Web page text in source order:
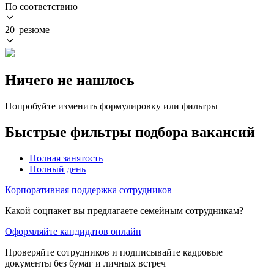
По соответствию
20 резюме
Ничего не нашлось
Попробуйте изменить формулировку или фильтры
Быстрые фильтры подбора вакансий
Полная занятость
Полный день
Корпоративная поддержка сотрудников
Какой соцпакет вы предлагаете семейным сотрудникам?
Оформляйте кандидатов онлайн
Проверяйте сотрудников и подписывайте кадровые
документы без бумаг и личных встреч